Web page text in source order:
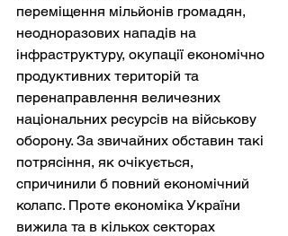
переміщення мільйонів громадян,
неодноразових нападів на
інфраструктуру, окупації економічно
продуктивних територій та
перенаправлення величезних
національних ресурсів на військову
оборону. За звичайних обставин такі
потрясіння, як очікується,
спричинили б повний економічний
колапс. Проте економіка України
вижила та в кількох секторах